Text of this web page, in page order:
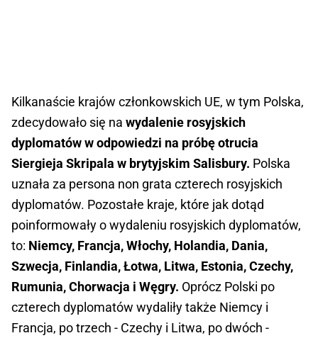
Kilkanaście krajów członkowskich UE, w tym Polska,
zdecydowało się na wydalenie rosyjskich
dyplomatów w odpowiedzi na próbę otrucia
Siergieja Skripala w brytyjskim Salisbury. Polska
uznała za persona non grata czterech rosyjskich
dyplomatów. Pozostałe kraje, które jak dotąd
poinformowały o wydaleniu rosyjskich dyplomatów,
to: Niemcy, Francja, Włochy, Holandia, Dania,
Szwecja, Finlandia, Łotwa, Litwa, Estonia, Czechy,
Rumunia, Chorwacja i Węgry. Oprócz Polski po
czterech dyplomatów wydaliły także Niemcy i
Francja, po trzech - Czechy i Litwa, po dwóch -